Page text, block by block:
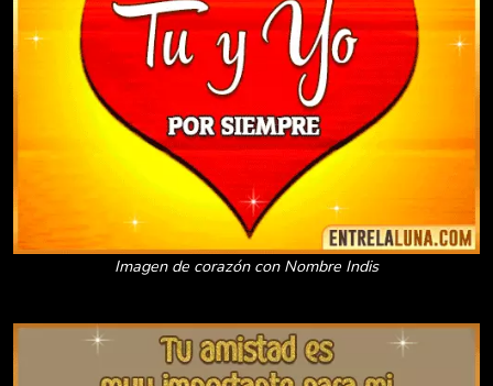
Imagen de corazón con Nombre Indis